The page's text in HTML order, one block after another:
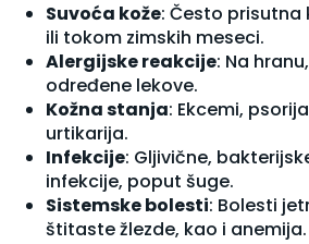
Suvoća kože: Često
ili tokom zimskih meseci.
Alergijske reakcije: Na
određene lekove.
Kožna stanja: Ekcemi,
urtikarija.
Infekcije: Gljivične,
infekcije, poput šuge.
Sistemske bolesti: Bolesti
štitaste žlezde, kao i anemija.